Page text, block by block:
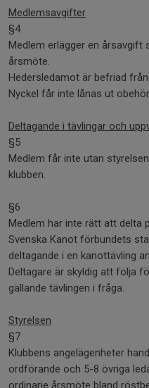
Medlemsavgifter
§4
Medlem erlägger en
årsmöte.
Hedersledamot är befriad
Nyckel får inte lånas ut
Deltagande i tävlingar och
§5
Medlem får inte utan
klubben.
§6
Medlem har inte rätt att delta
Svenska Kanot förbundets
deltagande i en kanottävling
Deltagare är skyldig att följa
gällande tävlingen i fråga.
Styrelsen
§7
Klubbens angelägenheter
ordförande och 5-8 övriga
ordinarie årsmöte bland